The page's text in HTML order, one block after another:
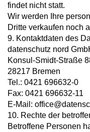
findet nicht statt.
Wir werden Ihre
Dritte verkaufen noch
9. Kontaktdaten des
datenschutz nord
Konsul-Smidt-Straße
28217 Bremen
Tel.: 0421 696632-0
Fax: 0421 696632-11
E-Mail:
10. Rechte der
Betroffene Personen